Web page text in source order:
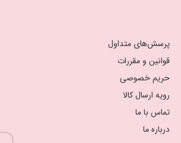
پرسش‌های متداول
قوانین و مقررات
حریم خصوصی
رویه ارسال کالا
تماس با ما
درباره ما